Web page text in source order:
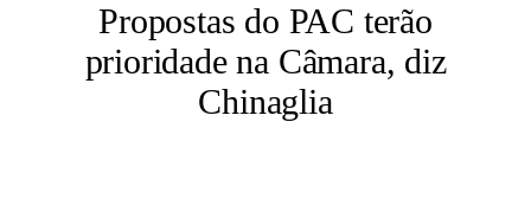
Propostas do PAC terão
prioridade na Câmara, diz
Chinaglia